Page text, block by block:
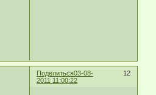
Поделиться 12
03-08-
2011 11:00:22